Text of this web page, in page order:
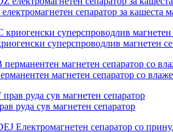
сепаратор за кашеста
суперспроводлив магнетен
магнетен сепаратор со
руда сув магнетен сепаратор